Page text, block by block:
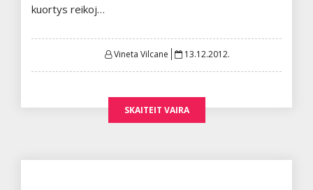
kuortys reikoj…
Vineta Vilcane
Posted
13.12.2012.
SKAITEIT VAIRA